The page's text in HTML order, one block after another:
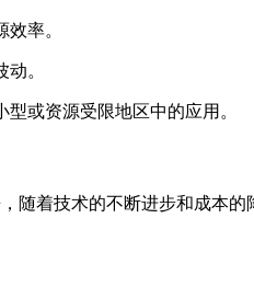
率。
。
或资源受限地区中的应用。
着技术的不断进步和成本